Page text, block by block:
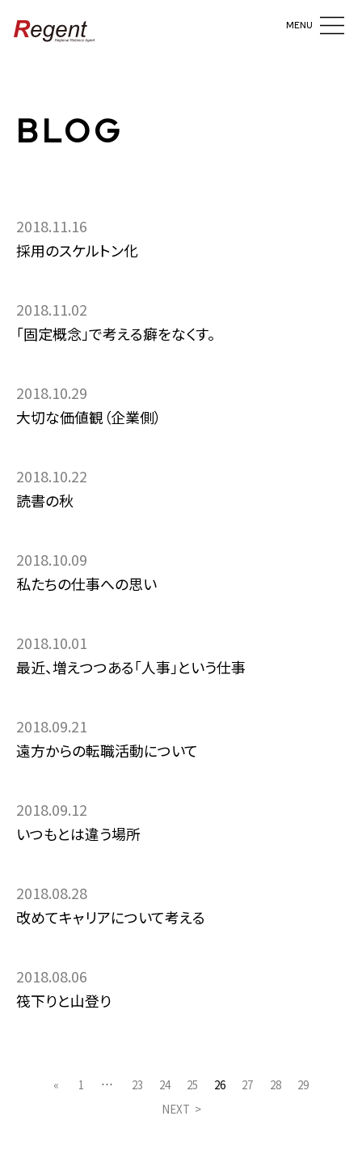
MENU
BLOG
2018.11.16
採用のスケルトン化
2018.11.02
「固定概念」で考える癖をなくす。
2018.10.29
大切な価値観（企業側）
2018.10.22
読書の秋
2018.10.09
私たちの仕事への思い
2018.10.01
最近、増えつつある「人事」という仕事
2018.09.21
遠方からの転職活動について
2018.09.12
いつもとは違う場所
2018.08.28
改めてキャリアについて考える
2018.08.06
筏下りと山登り
« 1 … 23 24 25 26 27 28
29
NEXT >